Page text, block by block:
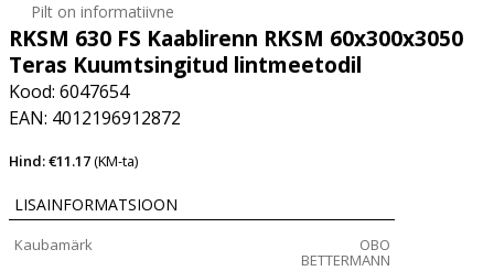
Pilt on informatiivne
RKSM 630 FS Kaablirenn RKSM 60x300x3050
Teras Kuumtsingitud lintmeetodil
Kood: 6047654
EAN: 4012196912872
Hind: €11.17(KM-ta)
LISAINFORMATSIOON
Kaubamärk OBO
BETTERMANN